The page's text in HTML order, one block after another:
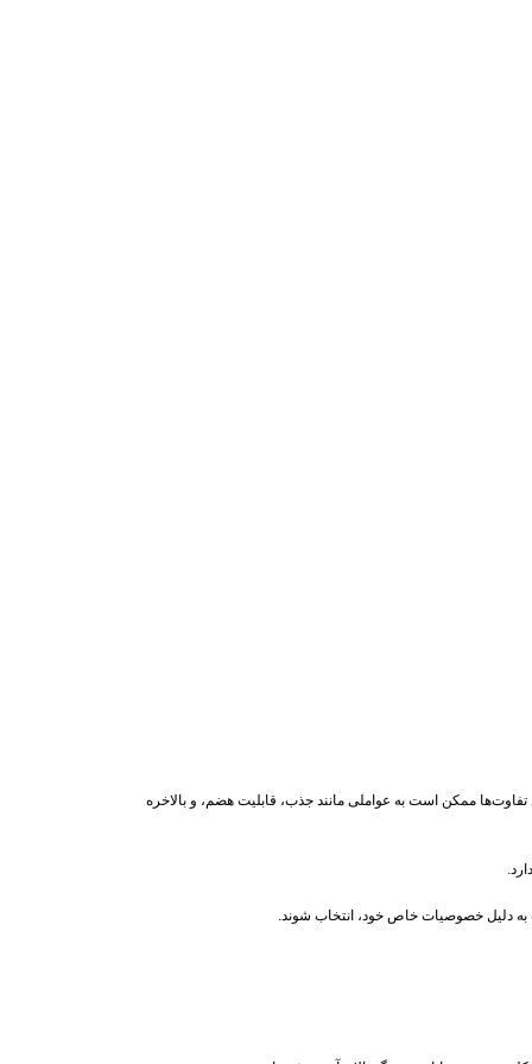
تفاوت‌ها ممکن است به عواملی مانند جذب، قابلیت هضم، و بالاخره
دلیل خصوصیات خاص خود، انتخاب شوند.